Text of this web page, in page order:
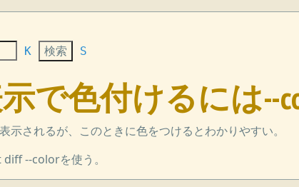
K S
で色付けるには--
されるが、このときに色をつけるとわかりやすい。
--colorを使う。